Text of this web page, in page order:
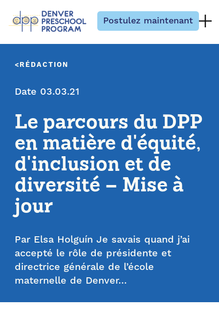
Postulez maintenant
RÉDACTION
Date 03.03.21
Le parcours du DPP
en matière d'équité,
d'inclusion et de
diversité – Mise à
jour
Par Elsa Holguín Je savais quand j’ai
accepté le rôle de présidente et
directrice générale de l’école
maternelle de Denver…